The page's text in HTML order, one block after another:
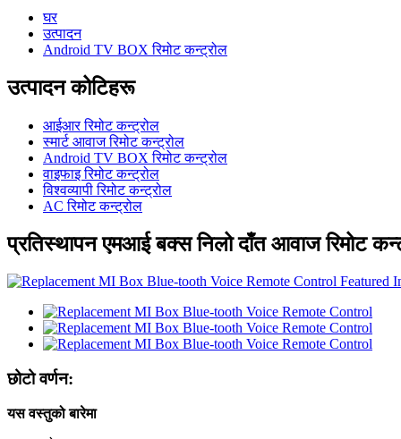
घर
उत्पादन
Android TV BOX रिमोट कन्ट्रोल
उत्पादन कोटिहरू
आईआर रिमोट कन्ट्रोल
स्मार्ट आवाज रिमोट कन्ट्रोल
Android TV BOX रिमोट कन्ट्रोल
वाइफाइ रिमोट कन्ट्रोल
विश्वव्यापी रिमोट कन्ट्रोल
AC रिमोट कन्ट्रोल
प्रतिस्थापन एमआई बक्स निलो दाँत आवाज रिमोट
छोटो वर्णन:
यस वस्तुको बारेमा